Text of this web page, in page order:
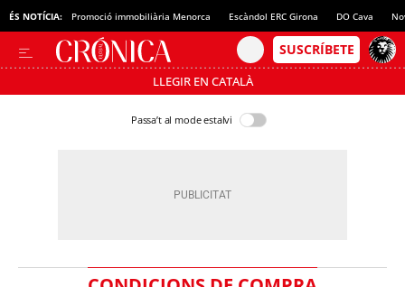
ÉS NOTÍCIA: Promoció immobiliària Menorca Escàndol ERC Girona DO Cava
LLEGIR EN CATALÀ
Passa’t al mode estalvi